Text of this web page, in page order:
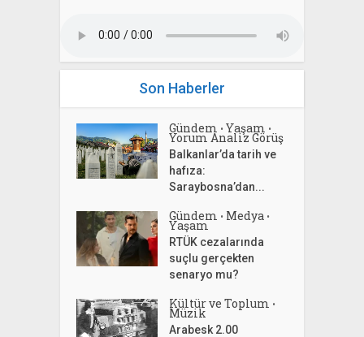
Son Haberler
Gündem • Yaşam •
Yorum Analiz Görüş
Balkanlar’da tarih ve
hafıza:
Saraybosna’dan...
Gündem • Medya •
Yaşam
RTÜK cezalarında
suçlu gerçekten
senaryo mu?
Kültür ve Toplum •
Müzik
Arabesk 2.00